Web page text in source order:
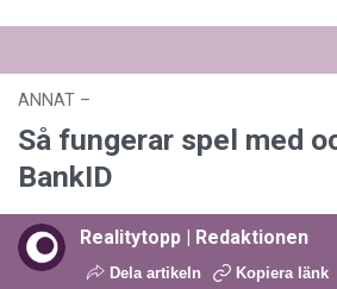
ANNAT –
Så fungerar spel med
BankID
Realitytopp | Redaktionen
Dela artikeln Kopiera länk